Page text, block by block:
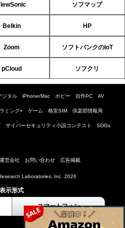
ソフマップ
Belkin HP
Zoom ソフトバンクのIoT
pCloud ソフクリ
ジタル iPhone/Mac ホビー 自作PC AV
ミング+ ゲーム 格安SIM 倶楽部情報局
サイバーセキュリティ小説コンテスト SDGs
運営会社 お問い合わせ 広告掲載
Laboratories, Inc. 2026
表示形式
スマートフォン